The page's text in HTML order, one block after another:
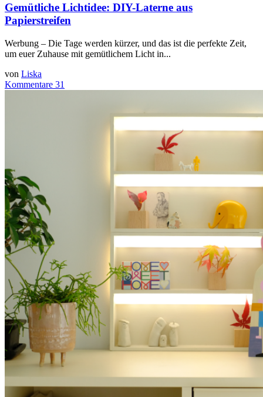
Gemütliche Lichtidee: DIY-Laterne aus
Papierstreifen
Werbung – Die Tage werden kürzer, und das ist die perfekte Zeit,
um euer Zuhause mit gemütlichem Licht in...
von Liska
Kommentare 31